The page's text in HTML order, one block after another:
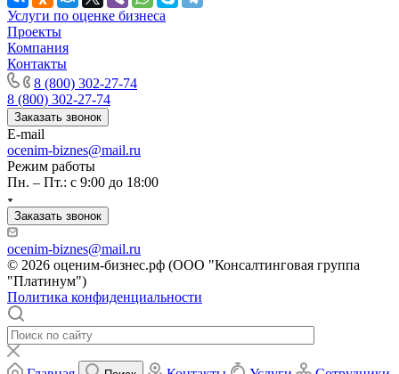
Услуги по оценке бизнеса
Проекты
Компания
Контакты
8 (800) 302-27-74
8 (800) 302-27-74
Заказать звонок
E-mail
ocenim-biznes@mail.ru
Режим работы
Пн. – Пт.: с 9:00 до 18:00
Заказать звонок
ocenim-biznes@mail.ru
© 2026 оценим-бизнес.рф (ООО "Консалтинговая группа
"Платинум")
Политика конфиденциальности
Карачев
Карпинск
Касли
Каспийск
Кашира
Кемерово
Керчь
Кизляр
Кимры
Кингисепп
Кинель
Кинешма
Киржач
Кириши
Киров
Кировск
Кисловодск
Клин